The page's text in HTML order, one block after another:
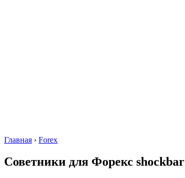
Главная › Forex
Советники для Форекс shockbar